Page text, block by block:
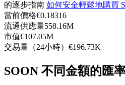
跟單
的逐步指南 如何安全輕鬆地購買
當前價格€0.18316
流通供應量558.16M
市值€107.05M
交易量（24小時） €196.73K
SOON 不同金額的匯